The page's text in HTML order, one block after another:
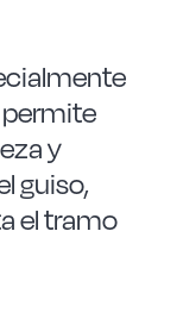
permite
y
guiso,
el tramo